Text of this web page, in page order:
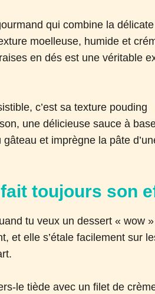
qui combine la délicate
moelleuse, humide et
en dés est une véritable
c’est sa texture pouding
une délicieuse sauce à
et imprègne la pâte
toujours son
tu veux un dessert « wow
et elle s’étale facilement sur
le tiède avec un filet de